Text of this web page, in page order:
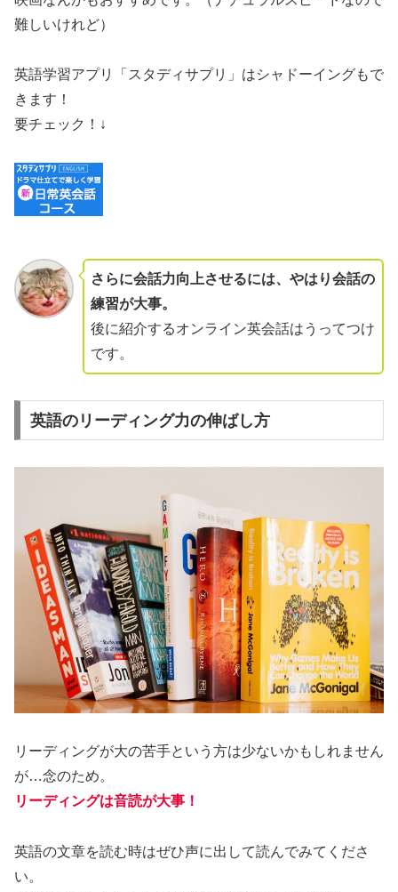
難しいけれど）
英語学習アプリ「スタディサプリ」はシャドーイングもで
きます！
要チェック！↓
さらに会話力向上させるには、やはり会話の
練習が大事。
後に紹介するオンライン英会話はうってつけ
です。
英語のリーディング力の伸ばし方
リーディングが大の苦手という方は少ないかもしれません
が…念のため。
リーディングは音読が大事！
英語の文章を読む時はぜひ声に出して読んでみてくださ
い。